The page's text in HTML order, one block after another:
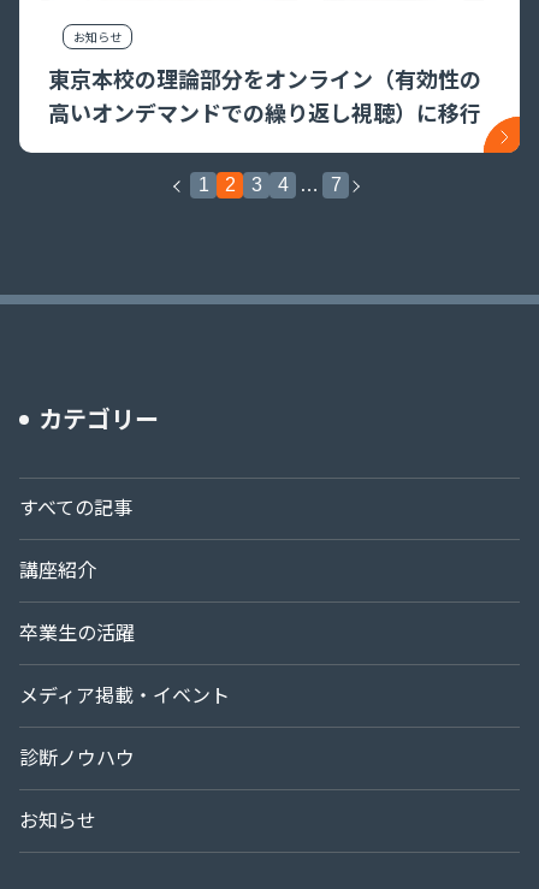
お知らせ
東京本校の理論部分をオンライン（有効性の
高いオンデマンドでの繰り返し視聴）に移行
1 2 3 4 … 7
カテゴリー
すべての記事
講座紹介
卒業生の活躍
メディア掲載・イベント
診断ノウハウ
お知らせ